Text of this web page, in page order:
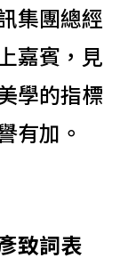
集團總經
嘉賓，見
學的指標
有加。
致詞表